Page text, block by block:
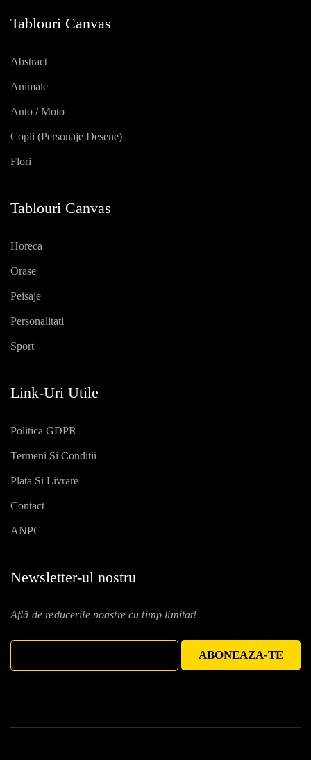
Tablouri Canvas
Abstract
Animale
Auto / Moto
Copii (personaje Desene)
Flori
Tablouri Canvas
Horeca
Orase
Peisaje
Personalitati
Sport
Link-Uri Utile
Politica GDPR
Termeni Si Conditii
Plata Si Livrare
Contact
ANPC
Newsletter-ul nostru
Află de reducerile noastre cu timp limitat!